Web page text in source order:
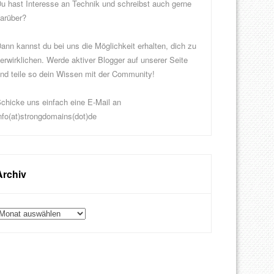
hast Interesse an Technik und schreibst auch gerne
kannst du bei uns die Möglichkeit erhalten, dich zu
Werde aktiver Blogger auf unserer Seite
teile so dein Wissen mit der Community!
uns einfach eine E-Mail an